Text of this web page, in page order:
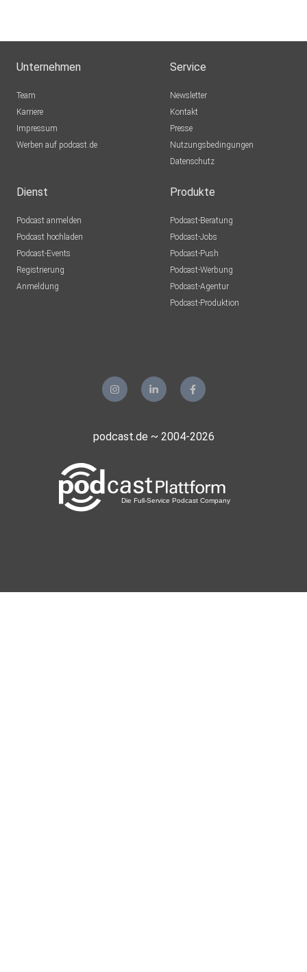
Unternehmen
Team
Karriere
Impressum
Werben auf podcast.de
Service
Newsletter
Kontakt
Presse
Nutzungsbedingungen
Datenschutz
Dienst
Podcast anmelden
Podcast hochladen
Podcast-Events
Registrierung
Anmeldung
Produkte
Podcast-Beratung
Podcast-Jobs
Podcast-Push
Podcast-Werbung
Podcast-Agentur
Podcast-Produktion
podcast.de ~ 2004-2026